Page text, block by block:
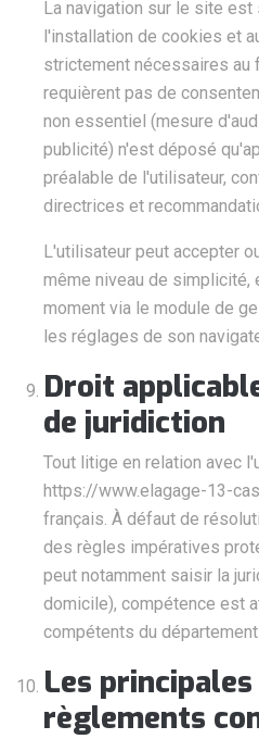
La navigation sur le site
l'installation de cookies et
strictement nécessaires au
requièrent pas de
non essentiel (mesure
publicité) n'est déposé
préalable de l'utilisateur,
directrices et
L'utilisateur peut accepter
même niveau de
moment via le module de
les réglages de son
Droit
de juridiction
Tout litige en relation avec
https://www.elagage-13-
français. À défaut de
des règles impératives
peut notamment saisir la
domicile), compétence est
compétents du
Les
règlements